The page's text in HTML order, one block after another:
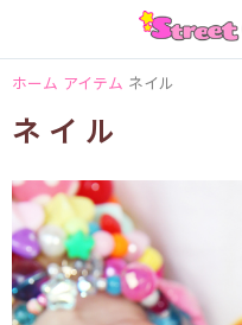
ホーム アイテム ネイル
ネイル